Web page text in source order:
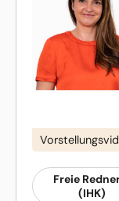
Freie
(IHK)